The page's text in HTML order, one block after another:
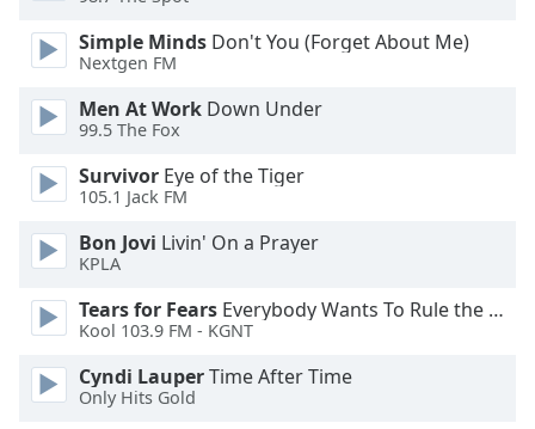
window.
Beginning
window.
Escape
cancel
close
window.
Simple Minds Don't You (Forget About Me)
Nextgen FM
Men At Work Down Under
99.5 The Fox
Survivor Eye of the Tiger
105.1 Jack FM
Bon Jovi Livin' On a Prayer
KPLA
Tears for Fears Everybody Wants To Rule the World
Kool 103.9 FM - KGNT
Cyndi LauperTime After Time
Only Hits Gold